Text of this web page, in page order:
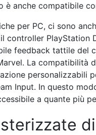
anche compatibile
per PC, ci sono
PlayStation
feedback tattile del
La compatibilità
personalizzabili
Input. In questo
a quante più